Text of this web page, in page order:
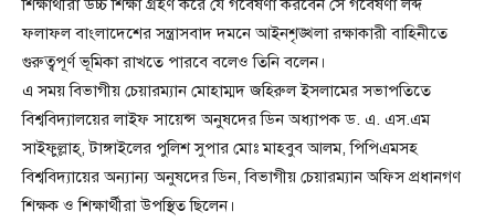
শিক্ষার্থীরা উচ্চ শিক্ষা গ্রহণ করে যে গবেষণা করবেন সে গবেষণা লব্দ
ফলাফল বাংলাদেশের সন্ত্রাসবাদ দমনে আইনশৃঙ্খলা রক্ষাকারী বাহিনীতে
গুরুত্বপূর্ণ ভূমিকা রাখতে পারবে বলেও তিনি বলেন।
এ সময় বিভাগীয় চেয়ারম্যান মোহাম্মদ জহিরুল ইসলামের সভাপতিতে
বিশ্ববিদ্যালয়ের লাইফ সায়েন্স অনুষদের ডিন অধ্যাপক ড. এ. এস.এম
সাইফুল্লাহ্, টাঙ্গাইলের পুলিশ সুপার মোঃ মাহবুব আলম, পিপিএমসহ
বিশ্ববিদ্যায়ের অন্যান্য অনুষদের ডিন, বিভাগীয় চেয়ারম্যান অফিস প্রধানগণ
শিক্ষক ও শিক্ষার্থীরা উপস্থিত ছিলেন।